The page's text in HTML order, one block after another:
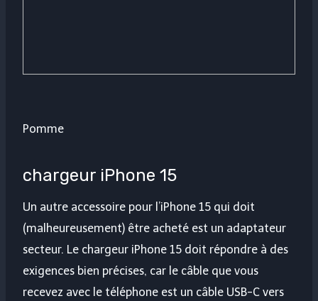
Pomme
chargeur iPhone 15
Un autre accessoire pour l’iPhone 15 qui doit
(malheureusement) être acheté est un adaptateur
secteur. Le chargeur iPhone 15 doit répondre à des
exigences bien précises, car le câble que vous
recevez avec le téléphone est un câble USB-C vers